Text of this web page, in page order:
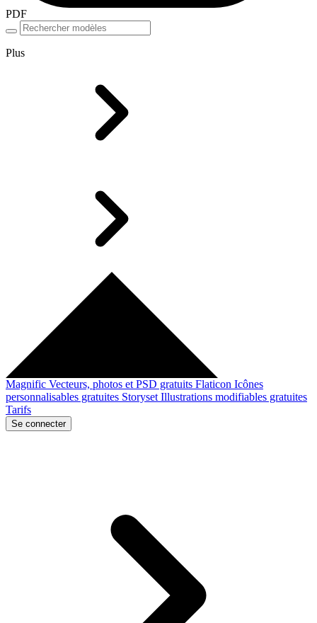
PDF
Plus
Magnific Vecteurs, photos et PSD gratuits Flaticon Icônes
personnalisables gratuites Storyset Illustrations modifiables gratuites
Tarifs
Se connecter